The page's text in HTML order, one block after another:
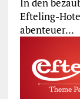
Efteling-
abenteuer...